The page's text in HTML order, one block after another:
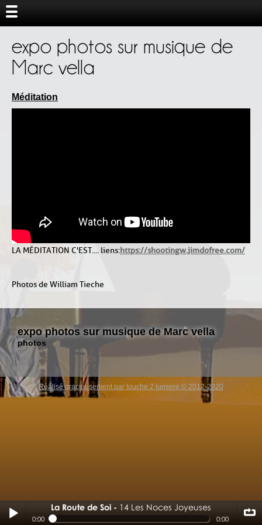
expo photos sur musique de
Marc vella
Méditation
LA MÉDITATION C'EST.... liens :https://shootingw.jimdofree.com/
Photos de William Tieche
expo photos sur musique de Marc vella
photos
La Route de Soi 14 Les Noces Joyeuses
0:00 0:00
14 Les Noces Joyeuses
Réalisé gracieusement par touche 2 lumiere © 2012-2020